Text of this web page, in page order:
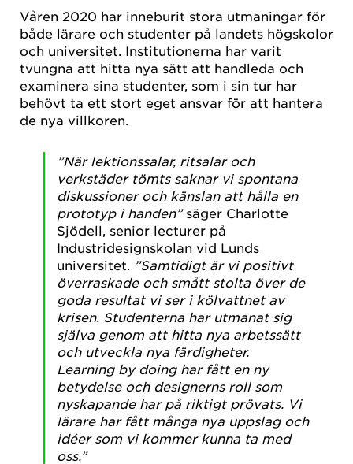
Våren 2020 har inneburit stora utmaningar för
både lärare och studenter på landets högskolor
och universitet. Institutionerna har varit
tvungna att hitta nya sätt att handleda och
examinera sina studenter, som i sin tur har
behövt ta ett stort eget ansvar för att hantera
de nya villkoren.
”När lektionssalar, ritsalar och
verkstäder tömts saknar vi spontana
diskussioner och känslan att hålla en
prototyp i handen” säger Charlotte
Sjödell, senior lecturer på
Industridesignskolan vid Lunds
universitet.
”Samtidigt är vi positivt
överraskade och smått stolta över de
goda resultat vi ser i kölvattnet av
krisen. Studenterna har utmanat sig
själva genom att hitta nya arbetssätt
och utveckla nya färdigheter.
Learning by doing har fått en ny
betydelse och designerns roll som
nyskapande har på riktigt prövats. Vi
lärare har fått många nya uppslag och
idéer som vi kommer kunna ta med
oss.”